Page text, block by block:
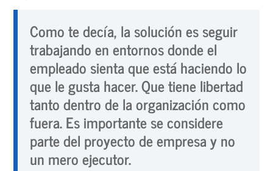
Como te decía, la solución es seguir
trabajando en entornos donde el
empleado sienta que está haciendo lo
que le gusta hacer. Que tiene libertad
tanto dentro de la organización como
fuera. Es importante se considere
parte del proyecto de empresa y no
un mero ejecutor.